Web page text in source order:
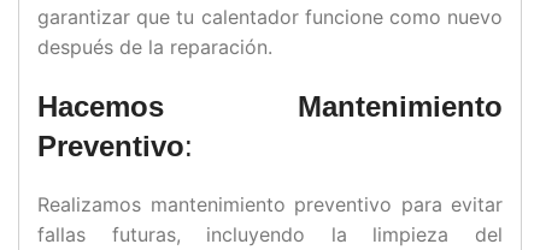
garantizar que tu calentador funcione como nuevo
después de la reparación.
Hacemos Mantenimiento
Preventivo:
Realizamos mantenimiento preventivo para evitar
fallas futuras, incluyendo la limpieza del